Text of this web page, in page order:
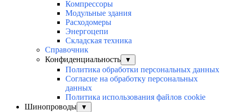
Компрессоры
Модульные здания
Расходомеры
Энергоцепи
Складская техника
Справочник
Конфиденциальность
▼
Политика обработки персональных данных
Согласие на обработку персональных
данных
Политика использования файлов cookie
Шинопроводы
▼